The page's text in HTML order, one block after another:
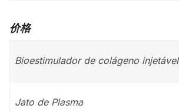
价格
Bioestimulador de colágeno injetável
Jato de Plasma